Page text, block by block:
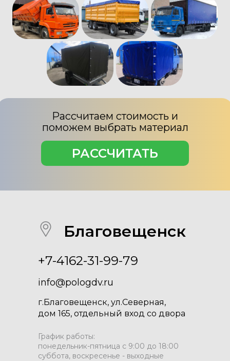
Рассчитаем стоимость и
поможем выбрать материал
РАССЧИТАТЬ
Благовещенск
+7-4162-31-99-79
info@pologdv.ru
г.Благовещенск, ул.Северная,
дом 165, отдельный вход со двора
График работы:
понедельник-пятница с 9:00 до 18:00
суббота, воскресенье - выходные